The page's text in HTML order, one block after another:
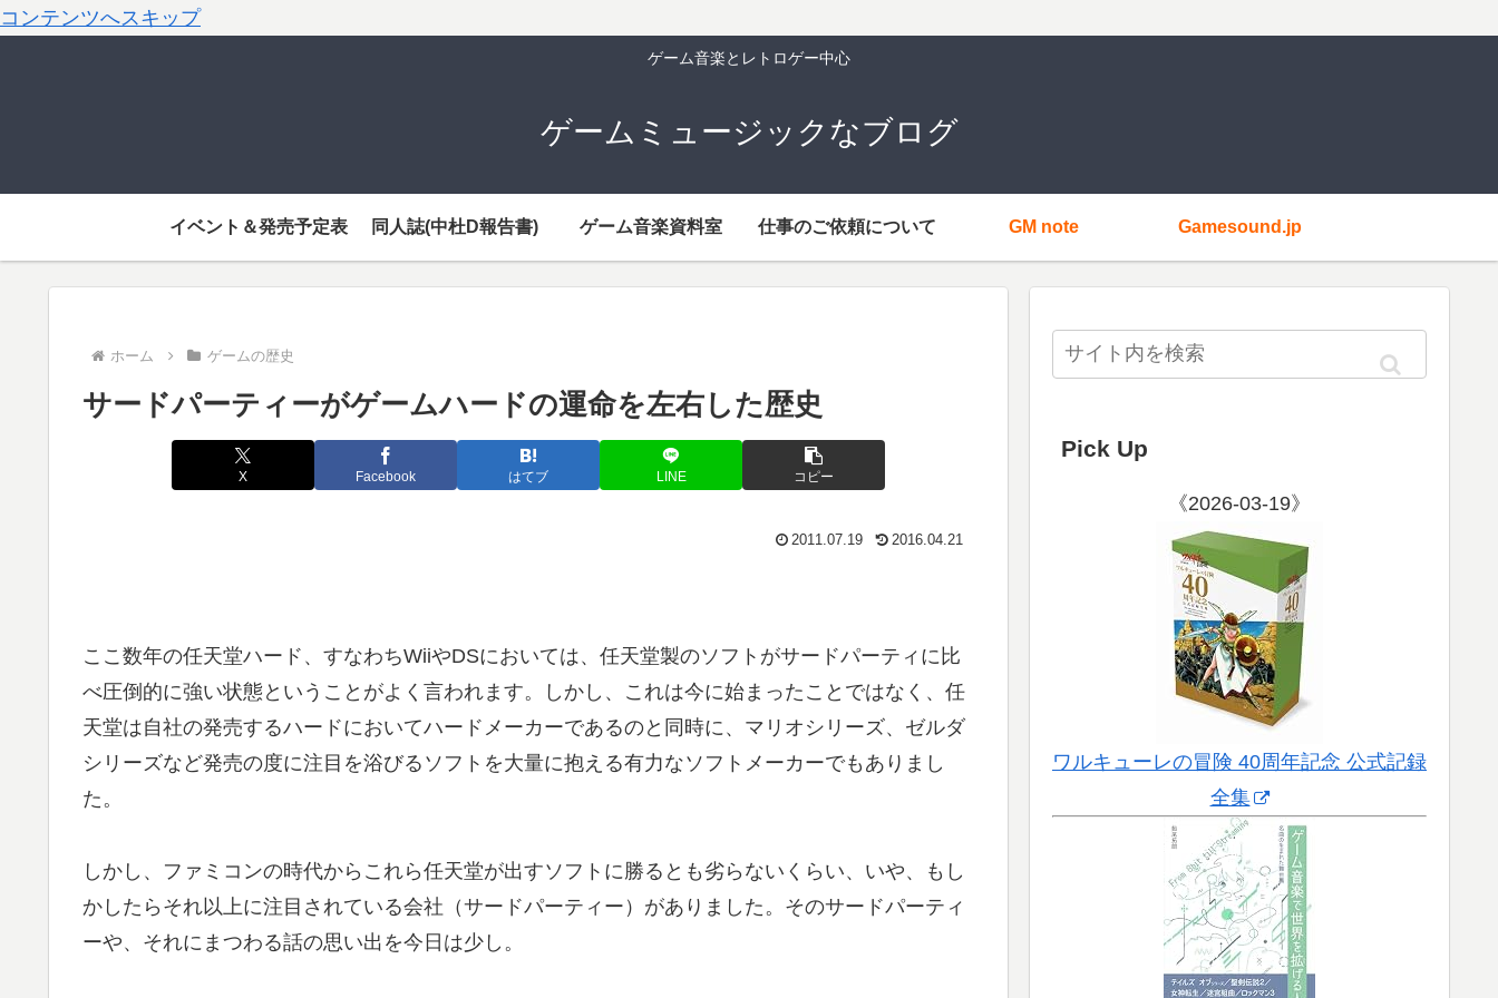
コンテンツへスキップ
ゲーム音楽とレトロゲー中心
ゲームミュージックなブログ
イベント＆発売予定表 同人誌(中杜D報告書) ゲーム音楽資料室 仕事のご依頼について GM note Gamesound.jp
ホーム ゲームの歴史
サードパーティーがゲームハードの運命を左右した歴史
X Facebook はてブ LINE コピー
2011.07.19 2016.04.21
ここ数年の任天堂ハード、すなわちWiiやDSにおいては、任天堂製のソフトがサードパーティに比
べ圧倒的に強い状態ということがよく言われます。しかし、これは今に始まったことではなく、任
天堂は自社の発売するハードにおいてハードメーカーであるのと同時に、マリオシリーズ、ゼルダ
シリーズなど発売の度に注目を浴びるソフトを大量に抱える有力なソフトメーカーでもありまし
た。
しかし、ファミコンの時代からこれら任天堂が出すソフトに勝るとも劣らないくらい、いや、もし
かしたらそれ以上に注目されている会社（サードパーティー）がありました。そのサードパーティ
ーや、それにまつわる話の思い出を今日は少し。
Pick Up
《2026-03-19》
ワルキューレの冒険 40周年記念 公式記録
全集